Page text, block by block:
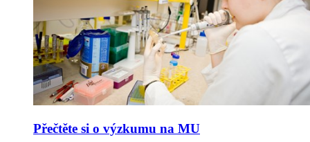
Přečtěte si o výzkumu na MU